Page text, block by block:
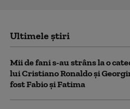
Ultimele știri
Mii de fani s-au strâns la o
lui Cristiano Ronaldo şi
fost Fabio şi Fatima